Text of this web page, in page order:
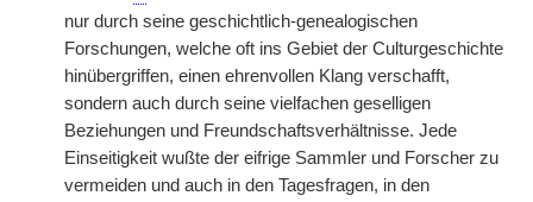
nur durch seine geschichtlich-genealogischen
Forschungen, welche oft ins Gebiet der Culturgeschichte
hinübergriffen, einen ehrenvollen Klang verschafft,
sondern auch durch seine vielfachen geselligen
Beziehungen und Freundschaftsverhältnisse. Jede
Einseitigkeit wußte der eifrige Sammler und Forscher zu
vermeiden und auch in den Tagesfragen, in den